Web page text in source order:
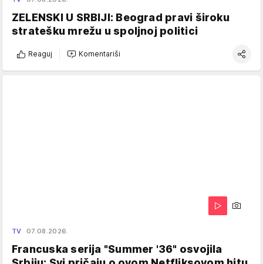
ZELENSKI U SRBIJI: Beograd pravi široku
stratešku mrežu u spoljnoj politici
Reaguj Komentariši
TV 07.08.2026.
Francuska serija "Summer '36" osvojila